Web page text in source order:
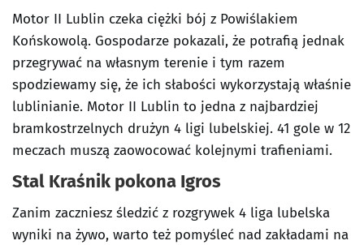
Motor II Lublin czeka ciężki bój z Powiślakiem
Końskowolą. Gospodarze pokazali, że potrafią jednak
przegrywać na własnym terenie i tym razem
spodziewamy się, że ich słabości wykorzystają właśnie
lublinianie. Motor II Lublin to jedna z najbardziej
bramkostrzelnych drużyn 4 ligi lubelskiej. 41 gole w 12
meczach muszą zaowocować kolejnymi trafieniami.
Stal Kraśnik pokona Igros
Zanim zaczniesz śledzić z rozgrywek 4 liga lubelska
wyniki na żywo, warto też pomyśleć nad zakładami na